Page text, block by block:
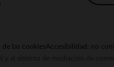
de las cookiesAccesibilidad: no